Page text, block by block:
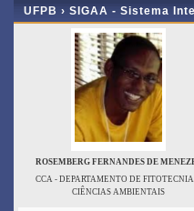
UFPB › SIGAA - Sistema
ROSEMBERG FERNANDES DE
CCA - DEPARTAMENTO DE FITOTECNIA
CIÊNCIAS AMBIENTAIS